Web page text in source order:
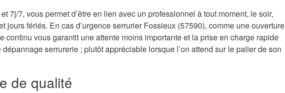
7j/7, vous permet d’être en lien avec un professionnel à tout moment, le soir,
jours fériés. En cas d’urgence serrurier Fossieux (57590), comme une ouverture
continu vous garantit une attente moins importante et la prise en charge rapide
serrurerie ; plutôt appréciable lorsque l’on attend sur le palier de son
de qualité